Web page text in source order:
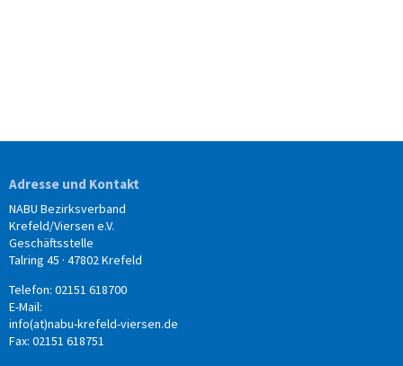
Adresse und Kontakt
NABU Bezirksverband
Krefeld/Viersen e.V.
Geschäftsstelle
Talring 45 · 47802 Krefeld
Telefon: 02151 618700
E-Mail:
info(at)nabu-krefeld-viersen.de
Fax: 02151 618751